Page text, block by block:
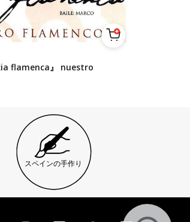
flamenca』 nuestro
スペインの手作り